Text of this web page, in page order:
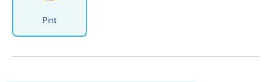
Pint